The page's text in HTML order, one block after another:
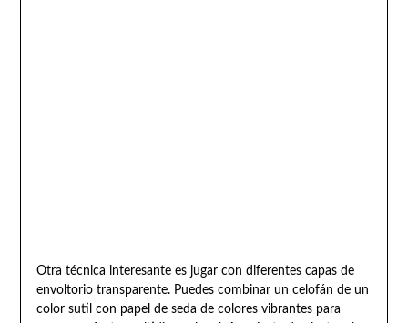
Otra técnica interesante es jugar con diferentes capas de
envoltorio transparente. Puedes combinar un celofán de un
color sutil con papel de seda de colores vibrantes para